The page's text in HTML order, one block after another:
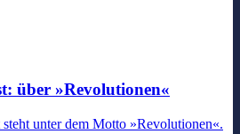
über »Revolutionen«
unter dem Motto »Revolutionen«.